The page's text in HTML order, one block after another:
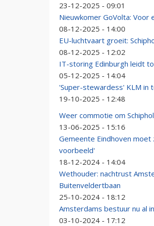
23-12-2025 - 09:01
Nieuwkomer GoVolta:
08-12-2025 - 14:00
EU-luchtvaart groeit:
08-12-2025 - 12:02
IT-storing Edinburgh leidt
05-12-2025 - 14:04
'Super-stewardess' KLM in
19-10-2025 - 12:48
Weer commotie om
13-06-2025 - 15:16
Gemeente Eindhoven
voorbeeld'
18-12-2024 - 14:04
Wethouder: nachtrust
Buitenveldertbaan
25-10-2024 - 18:12
Amsterdams bestuur nu al
03-10-2024 - 17:12